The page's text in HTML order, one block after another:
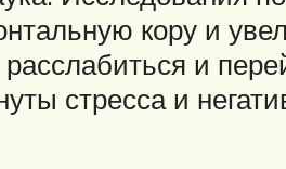
кору и
и
стресса и